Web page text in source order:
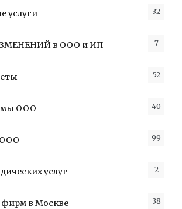
услуги 32
в ООО и ИП 7
52
ООО 40
99
услуг 2
фирм в Москве 38